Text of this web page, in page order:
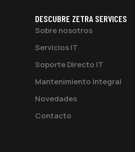
DESCUBRE ZETRA SERVICES
Sobre nosotros
Servicios IT
Soporte Directo IT
Mantenimiento Integral
Novedades
Contacto